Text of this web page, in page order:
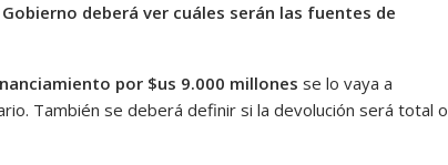
Gobierno deberá ver cuáles serán las fuentes de
por $us 9.000 millones se lo vaya a
También se deberá definir si la devolución será total o